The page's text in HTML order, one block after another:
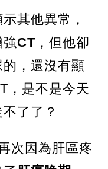
其他異常，
CT，但他卻
，還沒有顯
，是不是今天
了了？
次因為肝區疼